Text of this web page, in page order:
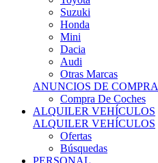
Suzuki
Honda
Mini
Dacia
Audi
Otras Marcas
ANUNCIOS DE COMPRA
Compra De Coches
ALQUILER VEHÍCULOS
ALQUILER VEHÍCULOS
Ofertas
Búsquedas
PERSONAL